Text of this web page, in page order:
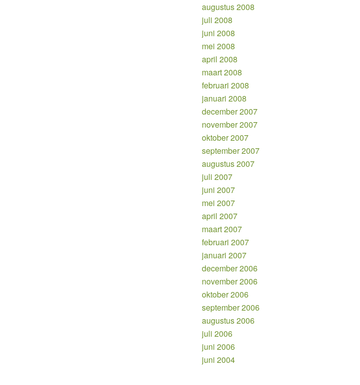
augustus 2008
juli 2008
juni 2008
mei 2008
april 2008
maart 2008
februari 2008
januari 2008
december 2007
november 2007
oktober 2007
september 2007
augustus 2007
juli 2007
juni 2007
mei 2007
april 2007
maart 2007
februari 2007
januari 2007
december 2006
november 2006
oktober 2006
september 2006
augustus 2006
juli 2006
juni 2006
juni 2004